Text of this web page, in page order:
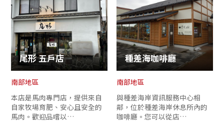
尾形 五戶店
南部地區
本店是馬肉專門店，提供來自
自家牧場育肥、安心且安全的
馬肉。歡迎品嚐以…
種差海咖啡廳
南部地區
與種差海岸資訊服務中心相
鄰，位於種差海岸休息所內的
咖啡廳。您可以從店…